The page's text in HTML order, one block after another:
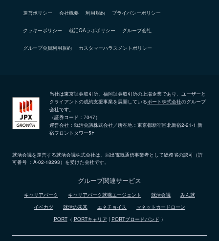
運営ポリシー 会社概要 利用規約 プライバシーポリシー
クッキーポリシー 就活QAラボポリシー グループ会社
グループ会員利用規約 カスタマーハラスメントポリシー
当社は東京証券取引所、福岡証券取引所の上場企業であり、ユーザーと
クライアントの成約支援事業を展開しているポート株式会社のグループ
会社です。
（証券コード：7047）
運営会社：就活会議株式会社／所在地：東京都新宿区北新宿2-21-1 新
宿フロントタワー5F
就活会議を運営する就活会議株式会社は、届出電気通信事業者として総務省の認可（許
可番号 ：A-02-18293）を受けた会社です。